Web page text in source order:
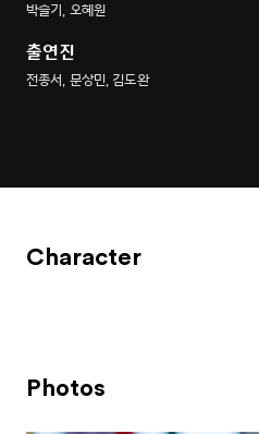
박슬기, 오혜원
출연진
전종서, 문상민, 김도완
Character
Photos